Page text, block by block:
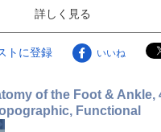
詳しく見る
トに登録 いいね
of the Foot & Ankle,
Functional